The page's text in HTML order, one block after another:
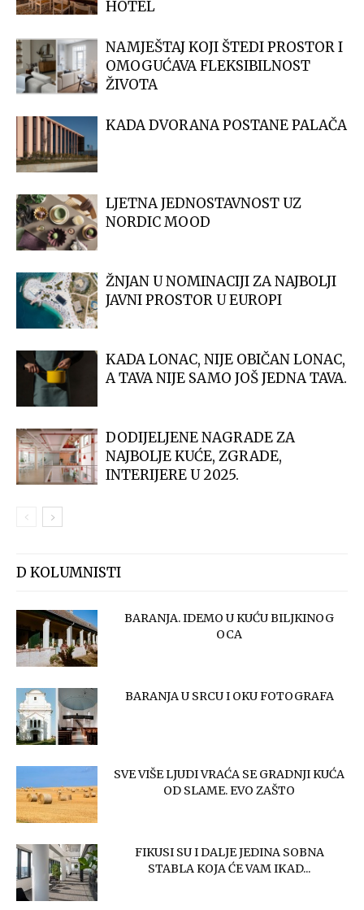
HOTEL
NAMJEŠTAJ KOJI ŠTEDI PROSTOR I
OMOGUĆAVA FLEKSIBILNOST
ŽIVOTA
KADA DVORANA POSTANE PALAČA
LJETNA JEDNOSTAVNOST UZ
NORDIC MOOD
ŽNJAN U NOMINACIJI ZA NAJBOLJI
JAVNI PROSTOR U EUROPI
KADA LONAC, NIJE OBIČAN LONAC,
A TAVA NIJE SAMO JOŠ JEDNA TAVA.
DODIJELJENE NAGRADE ZA
NAJBOLJE KUĆE, ZGRADE,
INTERIJERE U 2025.
D KOLUMNISTI
BARANJA. IDEMO U KUĆU BILJKINOG
OCA
BARANJA U SRCU I OKU FOTOGRAFA
SVE VIŠE LJUDI VRAĆA SE GRADNJI KUĆA
OD SLAME. EVO ZAŠTO
FIKUSI SU I DALJE JEDINA SOBNA
STABLA KOJA ĆE VAM IKAD...